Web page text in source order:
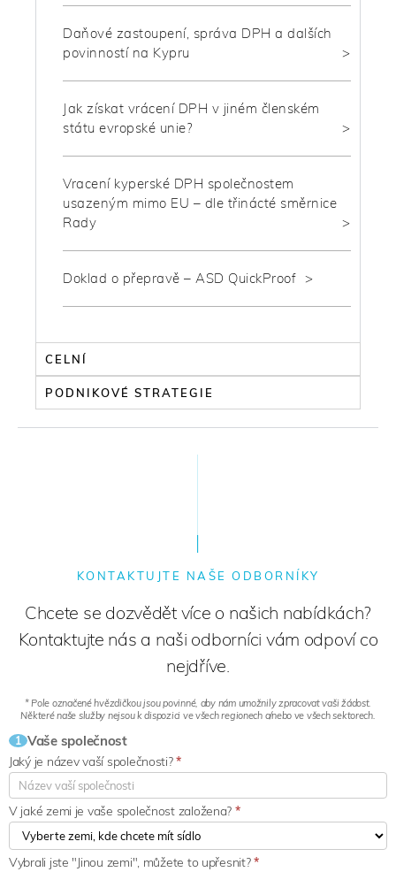
Daňové zastoupení, správa DPH a dalších
povinností na Kypru
Jak získat vrácení DPH v jiném členském
státu evropské unie?
Vracení kyperské DPH společnostem
usazeným mimo EU – dle třinácté směrnice
Rady
Doklad o přepravě – ASD QuickProof
CELNÍ
PODNIKOVÉ STRATEGIE
KONTAKTUJTE NAŠE ODBORNÍKY
Chcete se dozvědět více o našich nabídkách?
Kontaktujte nás a naši odborníci vám odpoví co
nejdříve.
* Pole označené hvězdičkou jsou povinné, aby nám umožnily zpracovat vaši žádost.
Některé naše služby nejsou k dispozici ve všech regionech a/nebo ve všech sektorech.
1 Vaše společnost
Jaký je název vaší společnosti?*
V jaké zemi je vaše společnost založena? *
Vybrali jste "Jinou zemi", můžete to upřesnit?*